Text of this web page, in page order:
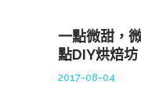
一點微甜，
點DIY烘焙坊
2017-08-04